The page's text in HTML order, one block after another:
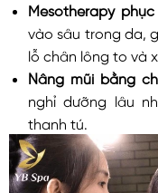
Mesotherapy phục
vào sâu trong da,
lỗ chân lông to và
Nâng mũi bằng
nghỉ dưỡng lâu
thanh tú.